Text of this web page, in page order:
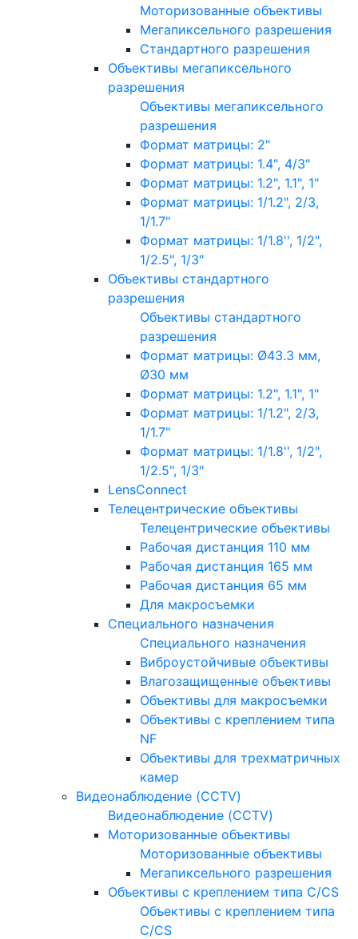
Моторизованные объективы
Мегапиксельного разрешения
Стандартного разрешения
Объективы мегапиксельного
разрешения
Объективы мегапиксельного
разрешения
Формат матрицы: 2"
Формат матрицы: 1.4", 4/3"
Формат матрицы: 1.2", 1.1", 1"
Формат матрицы: 1/1.2", 2/3,
1/1.7"
Формат матрицы: 1/1.8'', 1/2",
1/2.5", 1/3"
Объективы стандартного
разрешения
Объективы стандартного
разрешения
Формат матрицы: Ø43.3 мм,
Ø30 мм
Формат матрицы: 1.2", 1.1", 1"
Формат матрицы: 1/1.2", 2/3,
1/1.7"
Формат матрицы: 1/1.8'', 1/2",
1/2.5", 1/3"
LensConnect
Телецентрические объективы
Телецентрические объективы
Рабочая дистанция 110 мм
Рабочая дистанция 165 мм
Рабочая дистанция 65 мм
Для макросъемки
Специального назначения
Специального назначения
Виброустойчивые объективы
Влагозащищенные объективы
Объективы для макросъемки
Объективы с креплением типа
NF
Объективы для трехматричных
камер
Видеонаблюдение (CCTV)
Видеонаблюдение (CCTV)
Моторизованные объективы
Моторизованные объективы
Мегапиксельного разрешения
Объективы с креплением типа C/CS
Объективы с креплением типа
C/CS